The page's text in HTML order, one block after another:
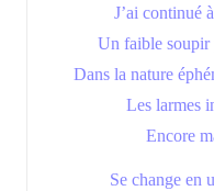
J’ai continué
Un faible soupir
Dans la nature
Les larmes
Encore
Se change en